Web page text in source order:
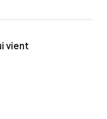
vient